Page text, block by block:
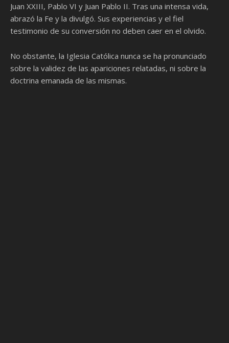
Juan XXIII, Pablo VI y Juan Pablo II. Tras una intensa vida,
abrazó la Fe y la divulgó. Sus experiencias y el fiel
testimonio de su conversión no deben caer en el olvido.
No obstante, la Iglesia Católica nunca se ha pronunciado
sobre la validez de las apariciones relatadas, ni sobre la
doctrina emanada de las mismas.